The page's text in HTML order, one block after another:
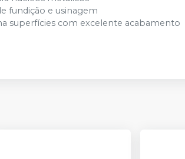
fundição e usinagem
superfícies com excelente acabamento